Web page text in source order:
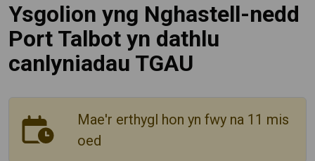
Ysgolion yng Nghastell-nedd
Port Talbot yn dathlu
canlyniadau TGAU
Mae'r erthygl hon yn fwy na 11 mis
oed